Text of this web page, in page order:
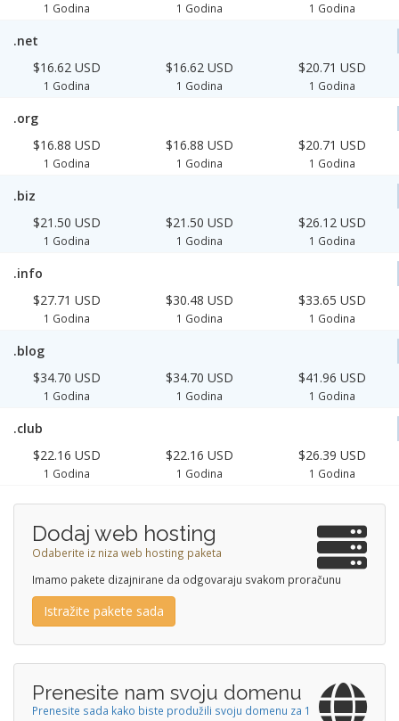
1 Godina 1 Godina 1 Godina
.net
$16.62 USD
1 Godina
$16.62 USD
1 Godina
$20.71 USD
1 Godina
.org
$16.88 USD
1 Godina
$16.88 USD
1 Godina
$20.71 USD
1 Godina
.biz
$21.50 USD
1 Godina
$21.50 USD
1 Godina
$26.12 USD
1 Godina
.info
$27.71 USD
1 Godina
$30.48 USD
1 Godina
$33.65 USD
1 Godina
.blog
$34.70 USD
1 Godina
$34.70 USD
1 Godina
$41.96 USD
1 Godina
.club
$22.16 USD
1 Godina
$22.16 USD
1 Godina
$26.39 USD
1 Godina
Dodaj web hosting
Odaberite iz niza web hosting paketa
Imamo pakete dizajnirane da odgovaraju svakom proračunu
Istražite pakete sada
Prenesite nam svoju domenu
Prenesite sada kako biste produžili svoju domenu za 1